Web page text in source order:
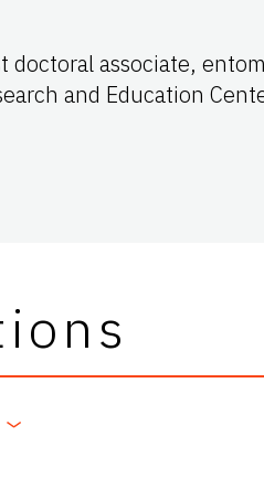
doctoral associate,
and Education